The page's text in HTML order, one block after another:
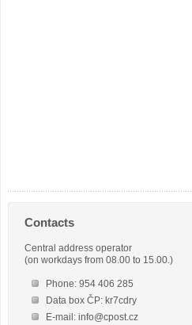
Contacts
Central address operator
(on workdays from 08.00 to 15.00.)
Phone: 954 406 285
Data box ČP: kr7cdry
E-mail: info@cpost.cz